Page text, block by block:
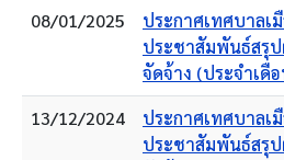
08/01/2025
ประกาศเทศบาลเ
ประชาสัมพันธ์สรุ
จัดจ้าง (ประจำเ
13/12/2024
ประกาศเทศบาลเ
ประชาสัมพันธ์สรุ